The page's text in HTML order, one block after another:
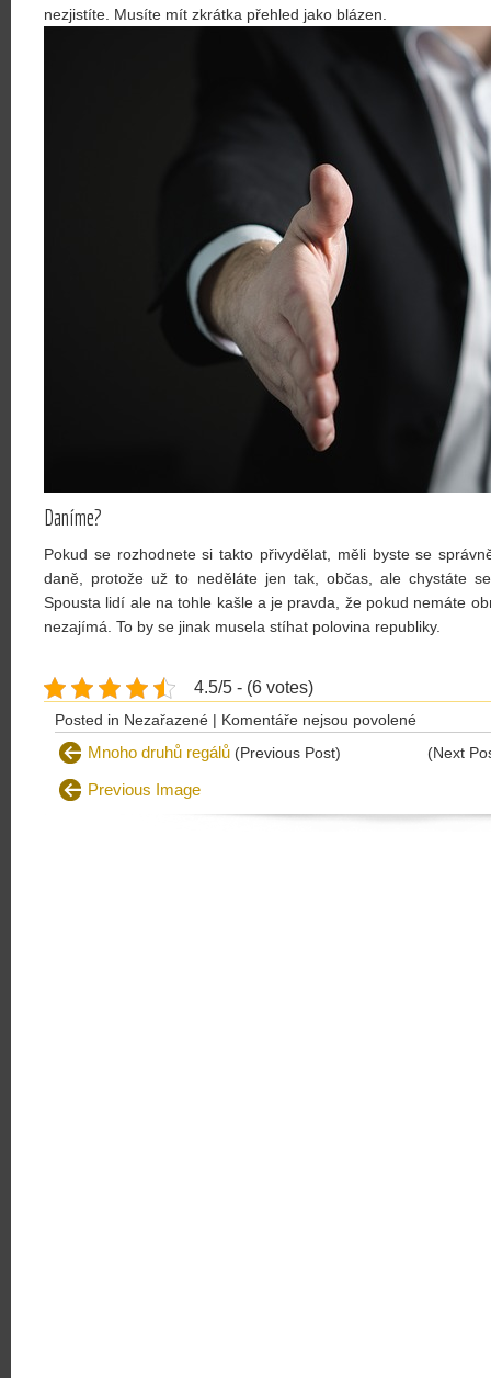
nezjistíte. Musíte mít zkrátka přehled jako blázen.
Daníme?
Pokud se rozhodnete si takto přivydělat, měli byste se
daně, protože už to neděláte jen tak, občas, ale chystáte
Spousta lidí ale na tohle kašle a je pravda, že pokud nemáte
nezajímá. To by se jinak musela stíhat polovina republiky.
4.5/5 - (6 votes)
Posted in Nezařazené | Komentáře nejsou povolenéu
Přivýdělek
Mnoho druhů regálů (Previous Post) (Next
Previous Image